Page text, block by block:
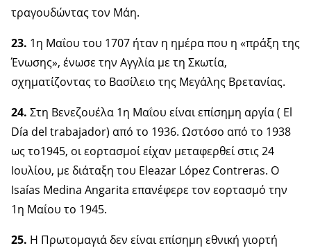
τραγουδώντας τον Μάη.
23. 1η Μαΐου του 1707 ήταν η ημέρα που η «πράξη της
Ένωσης», ένωσε την Αγγλία με τη Σκωτία,
σχηματίζοντας το Βασίλειο της Μεγάλης Βρετανίας.
24. Στη Βενεζουέλα 1η Μαΐου είναι επίσημη αργία ( El
Día del trabajador) από το 1936. Ωστόσο από το 1938
ως το1945, οι εορτασμοί είχαν μεταφερθεί στις 24
Ιουλίου, με διάταξη του Eleazar López Contreras. Ο
Isaías Medina Angarita επανέφερε τον εορτασμό την
1η Μαΐου το 1945.
25. Η Πρωτομαγιά δεν είναι επίσημη εθνική γιορτή